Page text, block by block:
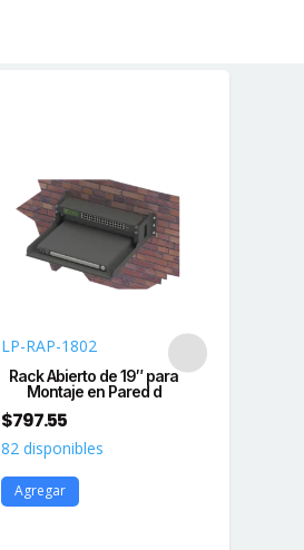
LP-RAP-1802
Rack Abierto de 19″ para
Montaje en Pared d
$797.55
82 disponibles
Agregar